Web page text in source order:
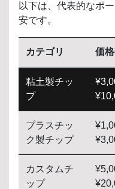
以下は、代表的なポ
安です。
カテゴリ 価
粘土製チッ
プ
プラスチッ
ク製チップ
カスタムチ
ップ